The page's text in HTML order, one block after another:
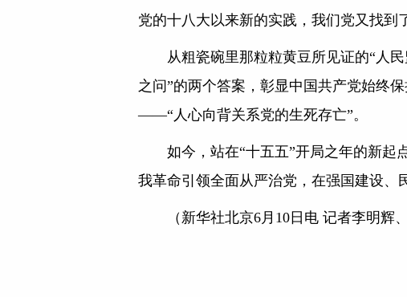
党的十八大以来新的实践，我们党又找
从粗瓷碗里那粒粒黄豆所见证的“人
之问”的两个答案，彰显中国共产党始终
——“人心向背关系党的生死存亡”。
如今，站在“十五五”开局之年的新起
我革命引领全面从严治党，在强国建设、
（新华社北京6月10日电 记者李明辉